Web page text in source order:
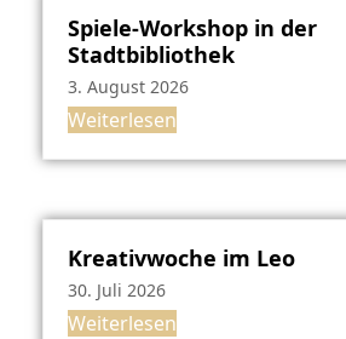
Spiele-Workshop in der
Stadtbibliothek
3. August 2026
Weiterlesen
Kreativwoche im Leo
30. Juli 2026
Weiterlesen